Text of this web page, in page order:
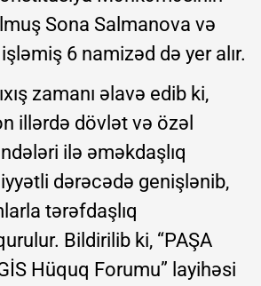
Sona Salmanova və
6 namizəd də yer alır.
zamanı əlavə edib ki,
illərdə dövlət və özəl
ilə əməkdaşlıq
dərəcədə genişlənib,
tərəfdaşlıq
Bildirilib ki, “PAŞA
Hüquq Forumu” layihəsi